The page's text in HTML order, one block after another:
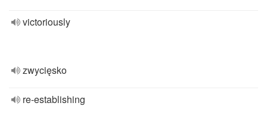
victoriously
zwycięsko
re-establishing